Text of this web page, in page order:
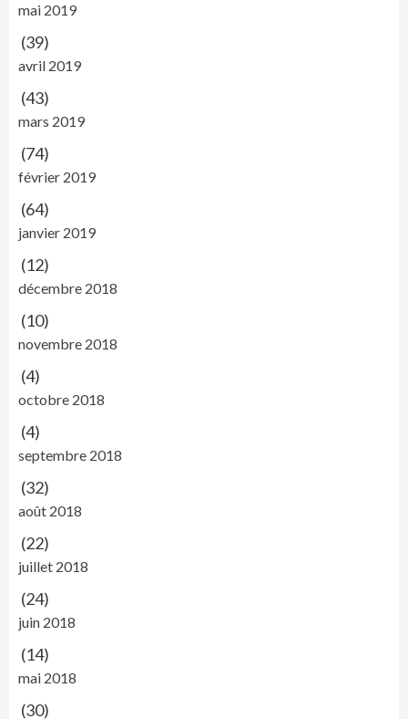
mai 2019
(39)
avril 2019
(43)
mars 2019
(74)
février 2019
(64)
janvier 2019
(12)
décembre 2018
(10)
novembre 2018
(4)
octobre 2018
(4)
septembre 2018
(32)
août 2018
(22)
juillet 2018
(24)
juin 2018
(14)
mai 2018
(30)